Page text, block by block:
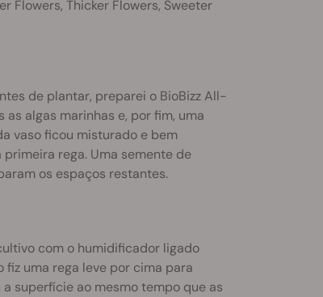
Flowers, Thicker Flowers, Sweeter
de plantar, preparei o BioBizz All-
algas marinhas e, por fim, uma
vaso ficou misturado e bem
rega. Uma semente de
os espaços restantes.
com o humidificador ligado
uma rega leve por cima para
superfície ao mesmo tempo que as